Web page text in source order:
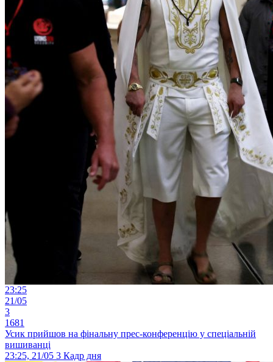
23:25
21/05
3
1681
Усик прийшов на фінальну прес-конференцію у спеціальній
вишиванці
23:25, 21/05 3 Кадр дня